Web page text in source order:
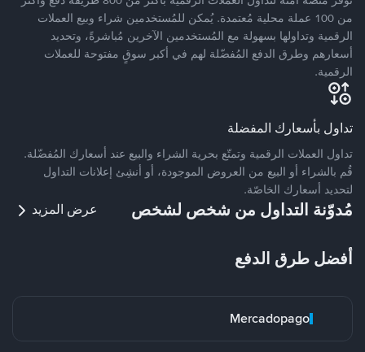
من 100 عملة محلية مُعتمدة. يُمكن للمُستخدمين شراء وبيع العملات
الرقمية وتداولها بسهولة مع المُستخدمين الآخرين مُباشرةً، وتحديد
أسعارهم وطرق الدفع المُفضّلة لهم في أكبر سوقٍ مفتوحة للعملات
الرقمية.
تداول بأسعارك المفضلة
تداول العملات الرقمية وتمتّع بحرية الشراء والبيع عند أسعارك المُفضّلة.
قُم بالشراء أو البيع من العروض الموجودة، أو أنشِئ إعلانات التداول
لتحديد أسعارك الخاصّة.
مُدوّنة التداول من شخص لشخص عرض المزيد
أفضل طرق الدفع
Mercadopago